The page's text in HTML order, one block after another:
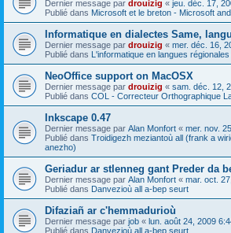
Dernier message par drouizig « jeu. déc. 17,
Publié dans Microsoft et le breton - Microsoft
Informatique en dialectes Same,
Dernier message par drouizig « mer. déc. 16,
Publié dans L'informatique en langues
NeoOffice support on MacOSX
Dernier message par drouizig « sam. déc. 12,
Publié dans COL - Correcteur Orthographique
Inkscape 0.47
Dernier message par Alan Monfort « mer. nov.
Publié dans Troidigezh meziantoù all (frank a
anezho)
Geriadur ar stlenneg gant Preder da
Dernier message par Alan Monfort « mar. oct.
Publié dans Danvezioù all a-bep seurt
Difaziañ ar c'hemmadurioù
Dernier message par job « lun. août 24, 2009
Publié dans Danvezioù all a-bep seurt